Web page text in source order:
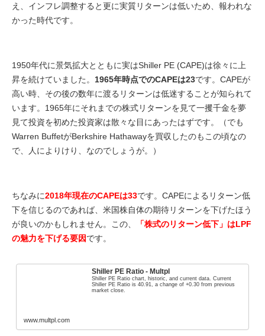
え、インフレ調整すると更に実質リターンは低いため、報われな
かった時代です。
1950年代に景気拡大とともに実はShiller PE (CAPE)は徐々に上
昇を続けていました。 1965年時点でのCAPEは23です。CAPEが
高い時、その後の数年に渡るリターンは低迷することが知られて
います。1965年にそれまでの株式リターンを見て一攫千金を夢
見て投資を初めた投資家は散々な目にあったはずです。（でも
Warren BuffetがBerkshire Hathawayを買収したのもこの頃なの
で、人によりけり、なのでしょうが。）
ちなみに2018年現在のCAPEは33です。CAPEによるリターン低
下を信じるのであれば、米国株自体の期待リターンを下げたほう
が良いのかもしれません。この、
「株式のリターン低下」はLPF
の魅力を下げる要因です。
Shiller PE Ratio - Multpl
Shiller PE Ratio chart, historic, and current data. Current
Shiller PE Ratio is 40.91, a change of +0.30 from previous
market close.
www.multpl.com